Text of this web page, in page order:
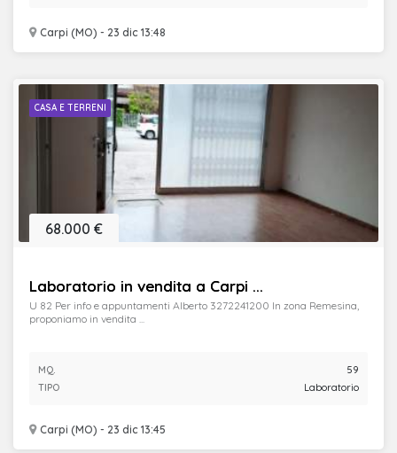
Carpi (MO) - 23 dic 13:48
CASA E TERRENI
Laboratorio in vendita a Carpi ...
Carpi (MO) - 23 dic 13:45
68.000 €
U 82 Per info e appuntamenti Alberto 3272241200 In zona Remesina,
proponiamo in vendita ...
MQ.
59
TIPO
Laboratorio